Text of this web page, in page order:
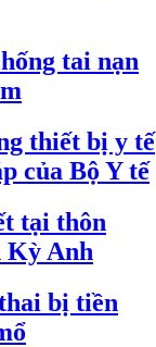
tai nạn
thiết bị y tế
của Bộ Y tế
tại thôn
Kỳ Anh
bị tiền